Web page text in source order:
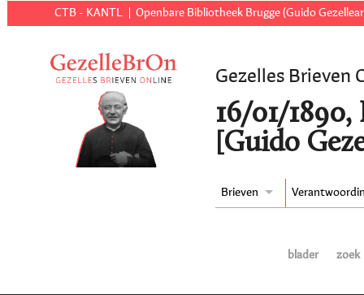
CTB - KANTL Openbare Bibliotheek Brugge (Guido
Gezelles Brieven
16/01/
[Guido
Brieven
blader zoek